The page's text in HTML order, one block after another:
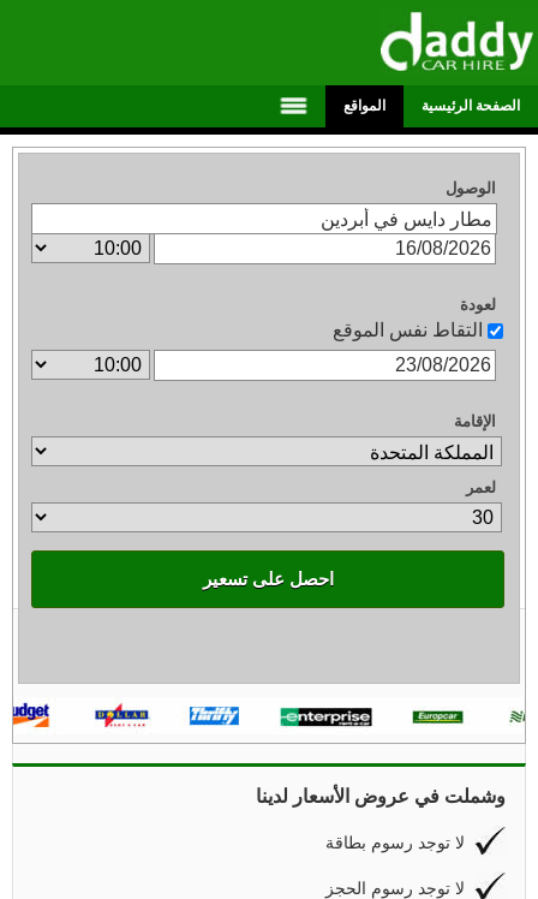
الصفحة الرئيسية المواقع
الوصول
لعودة
التقاط نفس الموقع
الإقامة
لعمر
احصل على تسعير
وشملت في عروض الأسعار لدينا
لا توجد رسوم بطاقة
لا توجد رسوم الحجز